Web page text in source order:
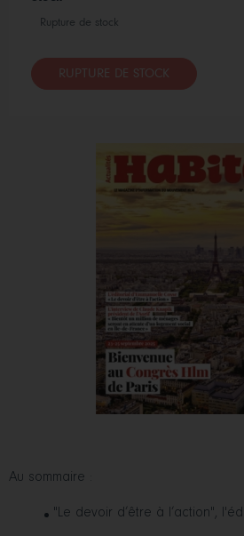
Au sommaire :
"Le devoir d’être à l’action",
Rupture de stock